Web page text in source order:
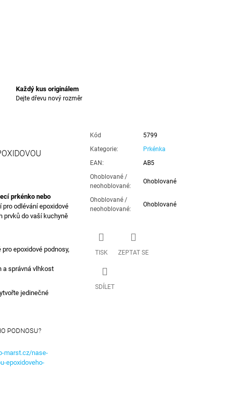
Každý kus originálem
Dejte dřevu nový rozměr
prkénko nebo
odlévání epoxidové
prvků do vaší kuchyně
epoxidové podnosy,
správná vlhkost
jedinečné
PODNOSU?
marst.cz/nase-
epoxidoveho-
Kód
5799
Kategorie:
Prkénka
EAN :
AB5
Ohoblované /
neohoblované:
Ohoblované
Ohoblované /
neohoblované:
Ohoblované
TISK ZEPTAT SE
SDÍLET